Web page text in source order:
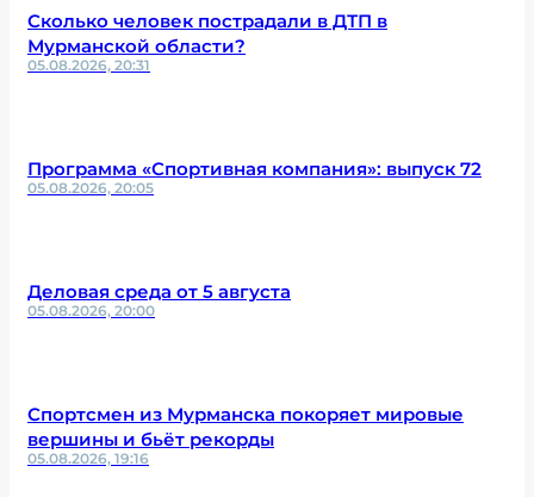
Сколько человек пострадали в ДТП в
Мурманской области?
05.08.2026, 20:31
Программа «Спортивная компания»: выпуск 72
05.08.2026, 20:05
Деловая среда от 5 августа
05.08.2026, 20:00
Спортсмен из Мурманска покоряет мировые
вершины и бьёт рекорды
05.08.2026, 19:16